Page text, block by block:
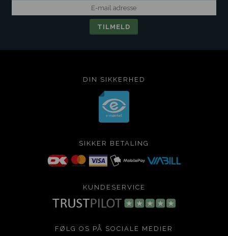
DIN SIKKERHED
SIKKER BETALING
KUNDESERVICE
FØLG OS PÅ SOCIALE MEDIER